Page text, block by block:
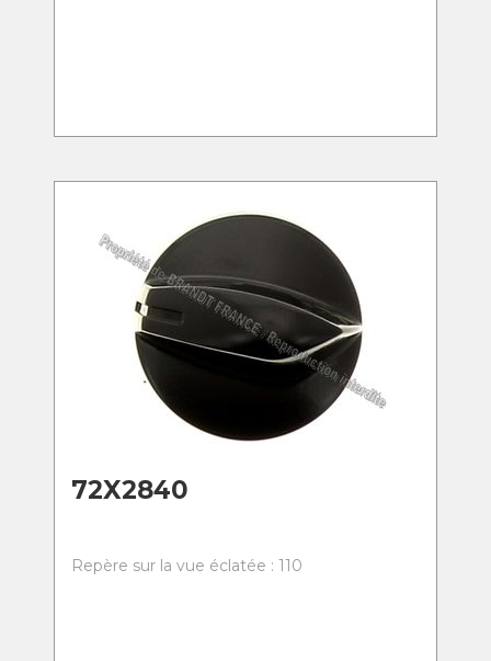
72X2840
Repère sur la vue éclatée : 110